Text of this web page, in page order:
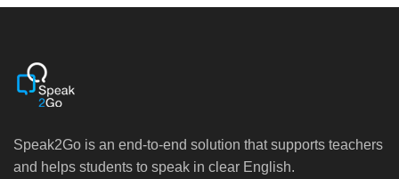
Speak2Go is an end-to-end solution that supports teachers
and helps students to speak in clear English.